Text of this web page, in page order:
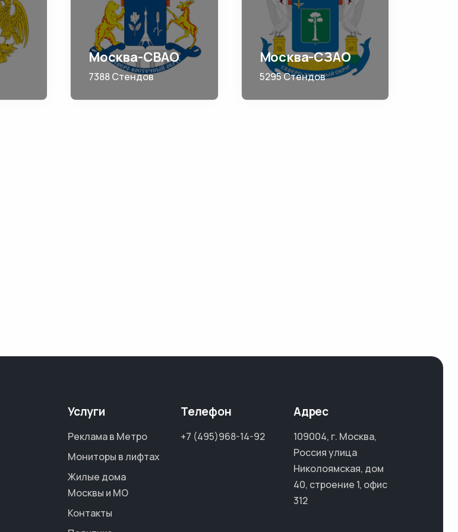
Москва-СВАО
7388 Стендов
Москва-СЗАО
5295 Стендов
Услуги
Реклама в Метро
Мониторы в лифтах
Жилые дома
Москвы и МО
Контакты
Телефон
+7 (495)968-14-92
Адрес
109004, г. Москва,
Россия улица
Николоямская, дом
40, строение 1, офис
312